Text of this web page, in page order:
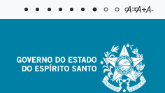
Aplicar
A=A+A-